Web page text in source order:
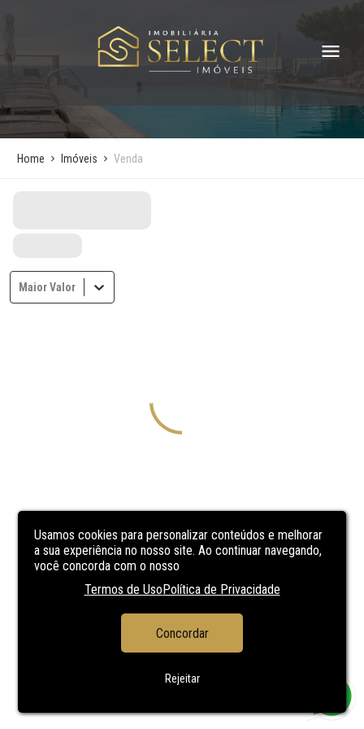
Usamos cookies para personalizar conteúdos e melhorar
a sua experiência no nosso site. Ao continuar navegando,
você concorda com o nosso
Termos de UsoPolítica de Privacidade
Concordar
Rejeitar
Home Imóveis Venda
Maior Valor